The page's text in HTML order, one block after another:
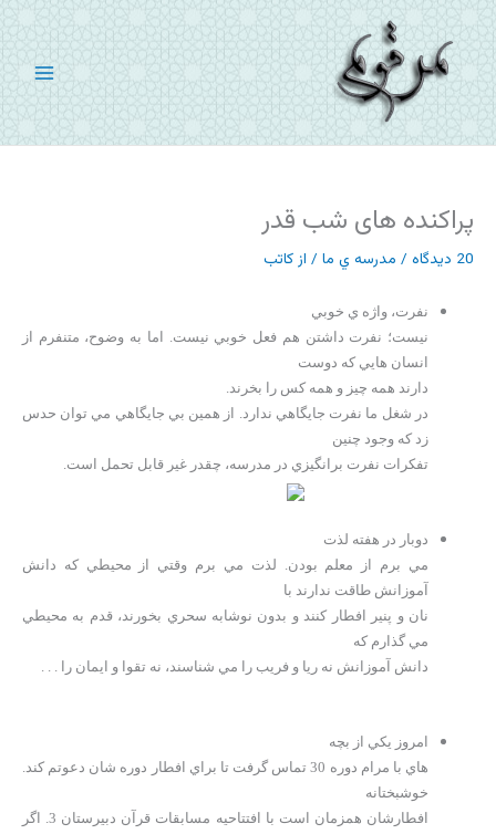
پرش
به
محتوا
پراکنده های شب قدر
20 دیدگاه / مدرسه ي ما / از کاتب
نفرت، واژه ي خوبي
نيست؛ نفرت داشتن هم فعل خوبي نيست. اما به وضوح، متنفرم از
انسان هايي كه دوست
دارند همه چيز و همه كس را بخرند.
در شغل ما نفرت جايگاهي ندارد. از همين بي جايگاهي مي توان حدس
زد كه وجود چنين
تفكرات نفرت برانگيزي در مدرسه، چقدر غير قابل تحمل است.
دوبار در هفته لذت
مي برم از معلم بودن. لذت مي برم وقتي از محيطي كه دانش
آموزانش طاقت ندارند با
نان و پنير افطار كنند و بدون نوشابه سحري بخورند، قدم به محيطي
مي گذارم كه
دانش آموزانش نه ريا و فريب را مي شناسند، نه تقوا و ايمان را . . .
امروز يكي از بچه
هاي با مرام دوره 30 تماس گرفت تا براي افطار دوره شان دعوتم كند.
خوشبختانه
افطارشان همزمان است با افتتاحيه مسابقات قرآن دبيرستان 3. اگر